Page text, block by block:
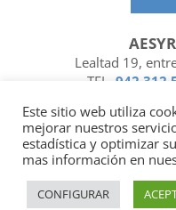
Lealtad 19,
TEL. 942 312
Socio de
Política de
Este sitio web utiliza
mejorar nuestros
estadística y optimizar
mas información en
CONFIGURAR